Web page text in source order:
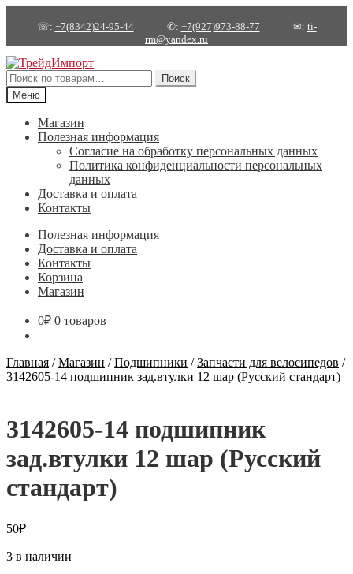
☏: +7(8342)24-95-44✆: +7(927)973-88-77 ✉: ti-
rm@yandex.ru
Перейти
к
навигации
Перейти
к
содержимому
Искать:
Поиск
Меню
Магазин
Полезная информация
Согласие на обработку персональных данных
Политика конфиденциальности персональных
данных
Доставка и оплата
Контакты
Полезная информация
Доставка и оплата
Контакты
Корзина
Магазин
0₽ 0 товаров
Главная /Магазин /Подшипники /Запчасти для велосипедов /
3142605-14 подшипник зад.втулки 12 шар (Русский стандарт)
3142605-14 подшипник
зад.втулки 12 шар (Русский
стандарт)
50₽
3 в наличии